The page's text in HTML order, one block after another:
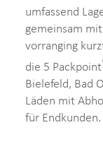
umfassend
gemeinsam
vorranging
die 5 Packpoint
Bielefeld, Bad
Läden mit
für Endkunden.